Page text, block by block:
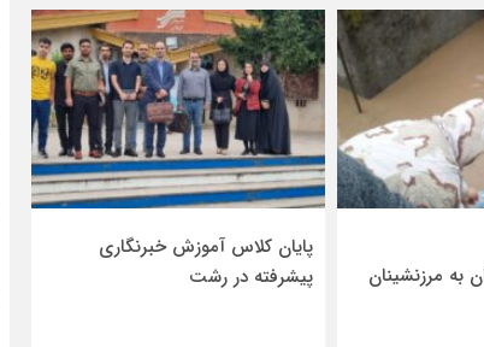
به مرزنشینان
پایان کلاس آموزش خبرنگاری
پیشرفته در رشت